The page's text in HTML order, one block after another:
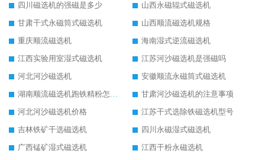
四川磁选机的强磁是多少
山西永磁辊式磁选机
甘肃干式永磁筒式磁选机
山西顺流磁选机规格
重庆顺流磁选机
海南湿式逆流磁选机
江西实验用室湿式磁选机
江苏河沙磁选机是强磁吗
河北河沙磁选机
安徽顺流永磁筒式磁选机
湖南顺流磁选机跑铁精粉怎么处理
甘肃河沙磁选机的注意事项
河北河沙磁选机价格
江苏干式选除铁磁选机型号
吉林铁矿干选磁选机
四川永磁湿式磁选机
广西锰矿湿式磁选机
江西干粉永磁选机